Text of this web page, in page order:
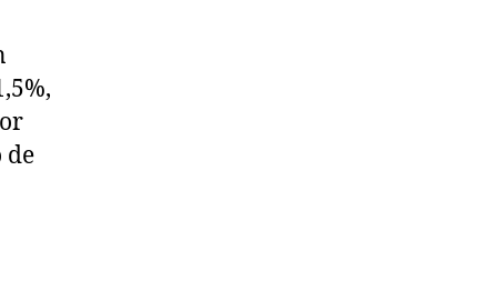
de